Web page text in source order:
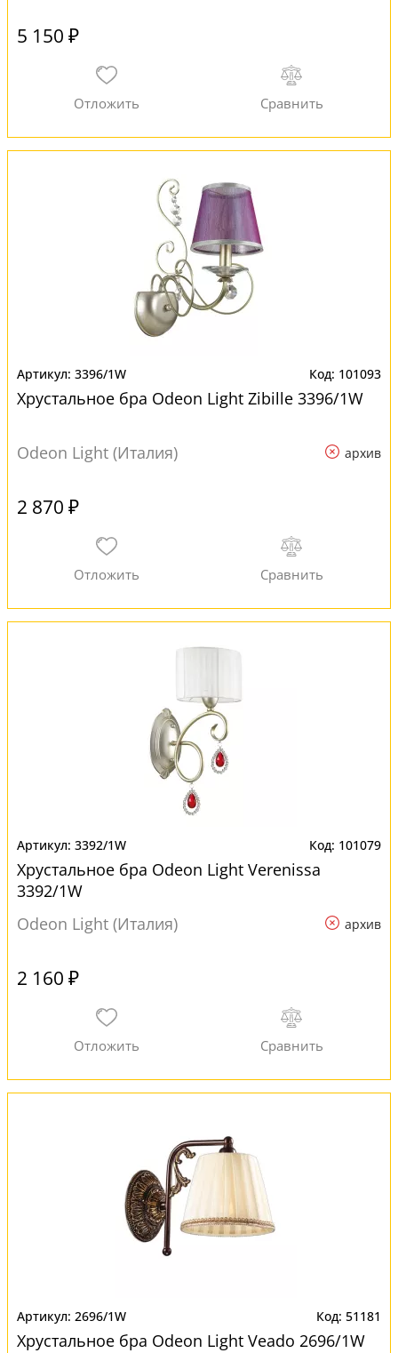
5 150 ₽
3396/1W 101093
Хрустальное бра Odeon Light Zibille 3396/1W
Odeon Light (Италия) архив
2 870 ₽
3392/1W 101079
Хрустальное бра Odeon Light Verenissa
3392/1W
Odeon Light (Италия)
архив
2 160 ₽
2696/1W 51181
Хрустальное бра Odeon Light Veado 2696/1W